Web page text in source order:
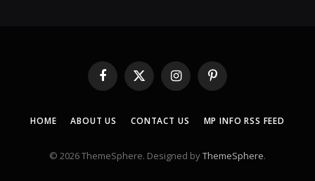
Facebook
X
(Twitter)
InstagramPinterest
HOME ABOUT US CONTACT US MP INFO RSS FEED
© 2026 ThemeSphere. Designed byThemeSphere.